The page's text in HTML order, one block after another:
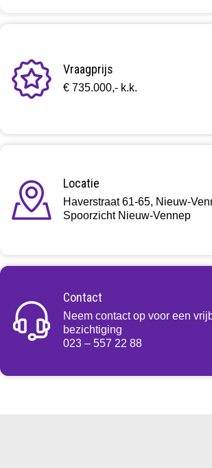
Vraagprijs
€ 735.000,- k.k.
Locatie
Haverstraat 61-65, Nieuw-
Spoorzicht Nieuw-Vennep
Contact
Neem contact op voor een
bezichtiging
023 – 557 22 88